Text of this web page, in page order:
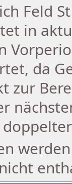
Feld
in
da
zur